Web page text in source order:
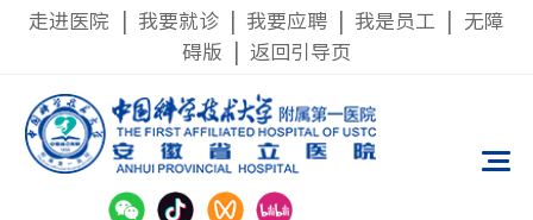
走进医院 我要就诊 我要应聘 我是员工
无障
碍版
返回引导页